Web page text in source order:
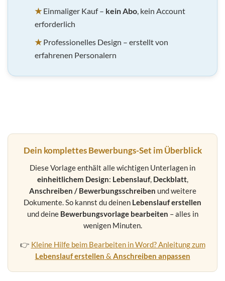
★Einmaliger Kauf – kein Abo, kein Account
erforderlich
★Professionelles Design – erstellt von
erfahrenen Personalern
Dein komplettes Bewerbungs-Set im Überblick
Diese Vorlage enthält alle wichtigen Unterlagen in
einheitlichem Design: Lebenslauf, Deckblatt,
Anschreiben / Bewerbungsschreiben und weitere
Dokumente. So kannst du deinen Lebenslauf erstellen
und deine Bewerbungsvorlage bearbeiten – alles in
wenigen Minuten.
👉 Kleine Hilfe beim Bearbeiten in Word? Anleitung zum
Lebenslauf erstellen & Anschreiben anpassen